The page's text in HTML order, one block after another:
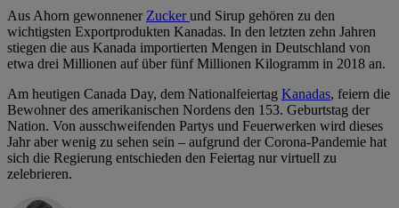
Aus Ahorn gewonnenerZuckerund Sirup gehören zu den
wichtigsten Exportprodukten Kanadas. In den letzten zehn Jahren
stiegen die aus Kanada importierten Mengen in Deutschland von
etwa drei Millionen auf über fünf Millionen Kilogramm in 2018 an.
Am heutigen Canada Day, dem Nationalfeiertag Kanadas, feiern die
Bewohner des amerikanischen Nordens den 153. Geburtstag der
Nation. Von ausschweifenden Partys und Feuerwerken wird dieses
Jahr aber wenig zu sehen sein – aufgrund der Corona-Pandemie hat
sich die Regierung entschieden den Feiertag nur virtuell zu
zelebrieren.